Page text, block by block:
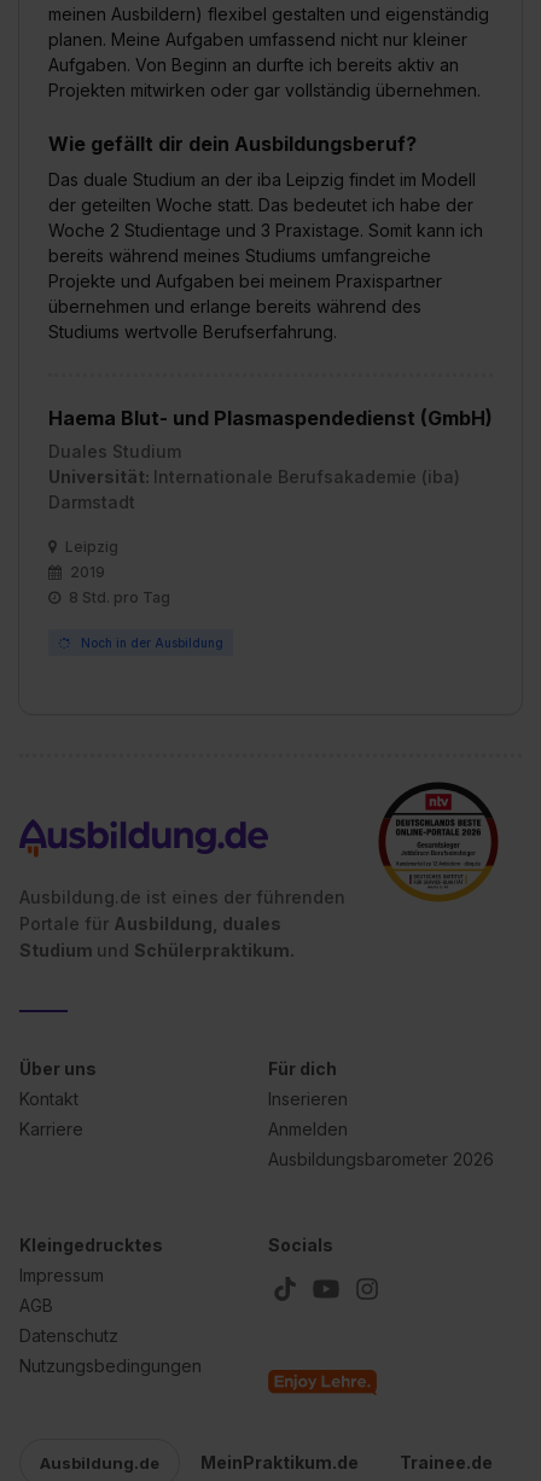
meinen Ausbildern) flexibel gestalten und eigenständig
planen. Meine Aufgaben umfassend nicht nur kleiner
Aufgaben. Von Beginn an durfte ich bereits aktiv an
Projekten mitwirken oder gar vollständig übernehmen.
Wie gefällt dir dein Ausbildungsberuf?
Das duale Studium an der iba Leipzig findet im Modell
der geteilten Woche statt. Das bedeutet ich habe der
Woche 2 Studientage und 3 Praxistage. Somit kann ich
bereits während meines Studiums umfangreiche
Projekte und Aufgaben bei meinem Praxispartner
übernehmen und erlange bereits während des
Studiums wertvolle Berufserfahrung.
Haema Blut- und Plasmaspendedienst (GmbH)
Duales Studium
Universität: Internationale Berufsakademie (iba)
Darmstadt
Leipzig
2019
8 Std. pro Tag
Noch in der Ausbildung
Ausbildung.de ist eines der führenden
Portale für Ausbildung, duales
Studium und Schülerpraktikum.
Über uns
Kontakt
Karriere
Für dich
Inserieren
Anmelden
Ausbildungsbarometer 2026
Kleingedrucktes
Impressum
AGB
Datenschutz
Nutzungsbedingungen
Socials
Ausbildung.de MeinPraktikum.de Trainee.de